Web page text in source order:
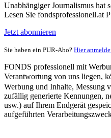
Unabhängiger Journalismus hat
Lesen Sie fondsprofessionell.at
Jetzt abonnieren
Sie haben ein PUR-Abo? Hier
FONDS professionell mit
Verantwortung von uns liegen,
Werbung und Inhalte, Messung
zufällig generierte Kennungen,
usw.) auf Ihrem Endgerät
aufgeführten